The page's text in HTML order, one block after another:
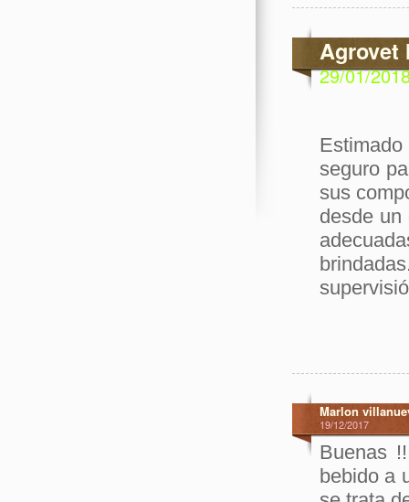
Agrovet
29/01/
seguro
sus
desde
Marlon
19/12/2017
Buenas
bebido a